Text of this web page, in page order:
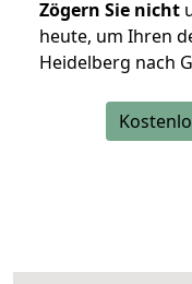
Zögern Sie nicht
heute, um Ihren
Heidelberg nach